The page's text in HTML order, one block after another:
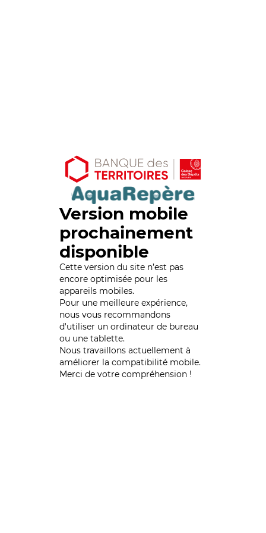
Version mobile
prochainement
disponible
Cette version du site n’est pas
encore optimisée pour les
appareils mobiles.
Pour une meilleure expérience,
nous vous recommandons
d'utiliser un ordinateur de bureau
ou une tablette.
Nous travaillons actuellement à
améliorer la compatibilité mobile.
Merci de votre compréhension !